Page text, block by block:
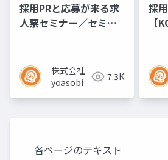
採用PRと応募が来る求
人票セミナー／セミナ
株式会社
yoasobi
7.3K
採
【
各ページのテキスト